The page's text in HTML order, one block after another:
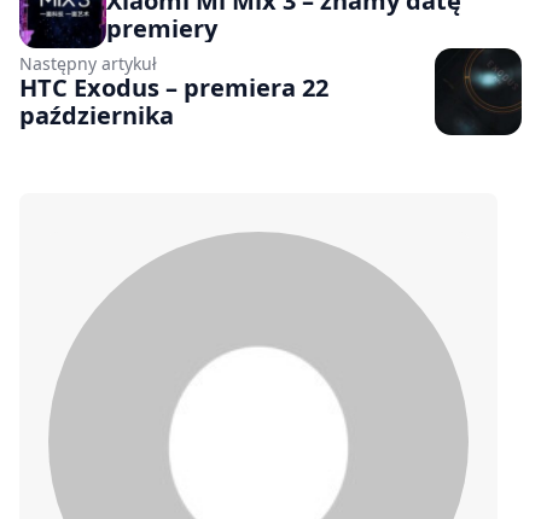
premiery
Następny artykuł
HTC Exodus – premiera 22
października